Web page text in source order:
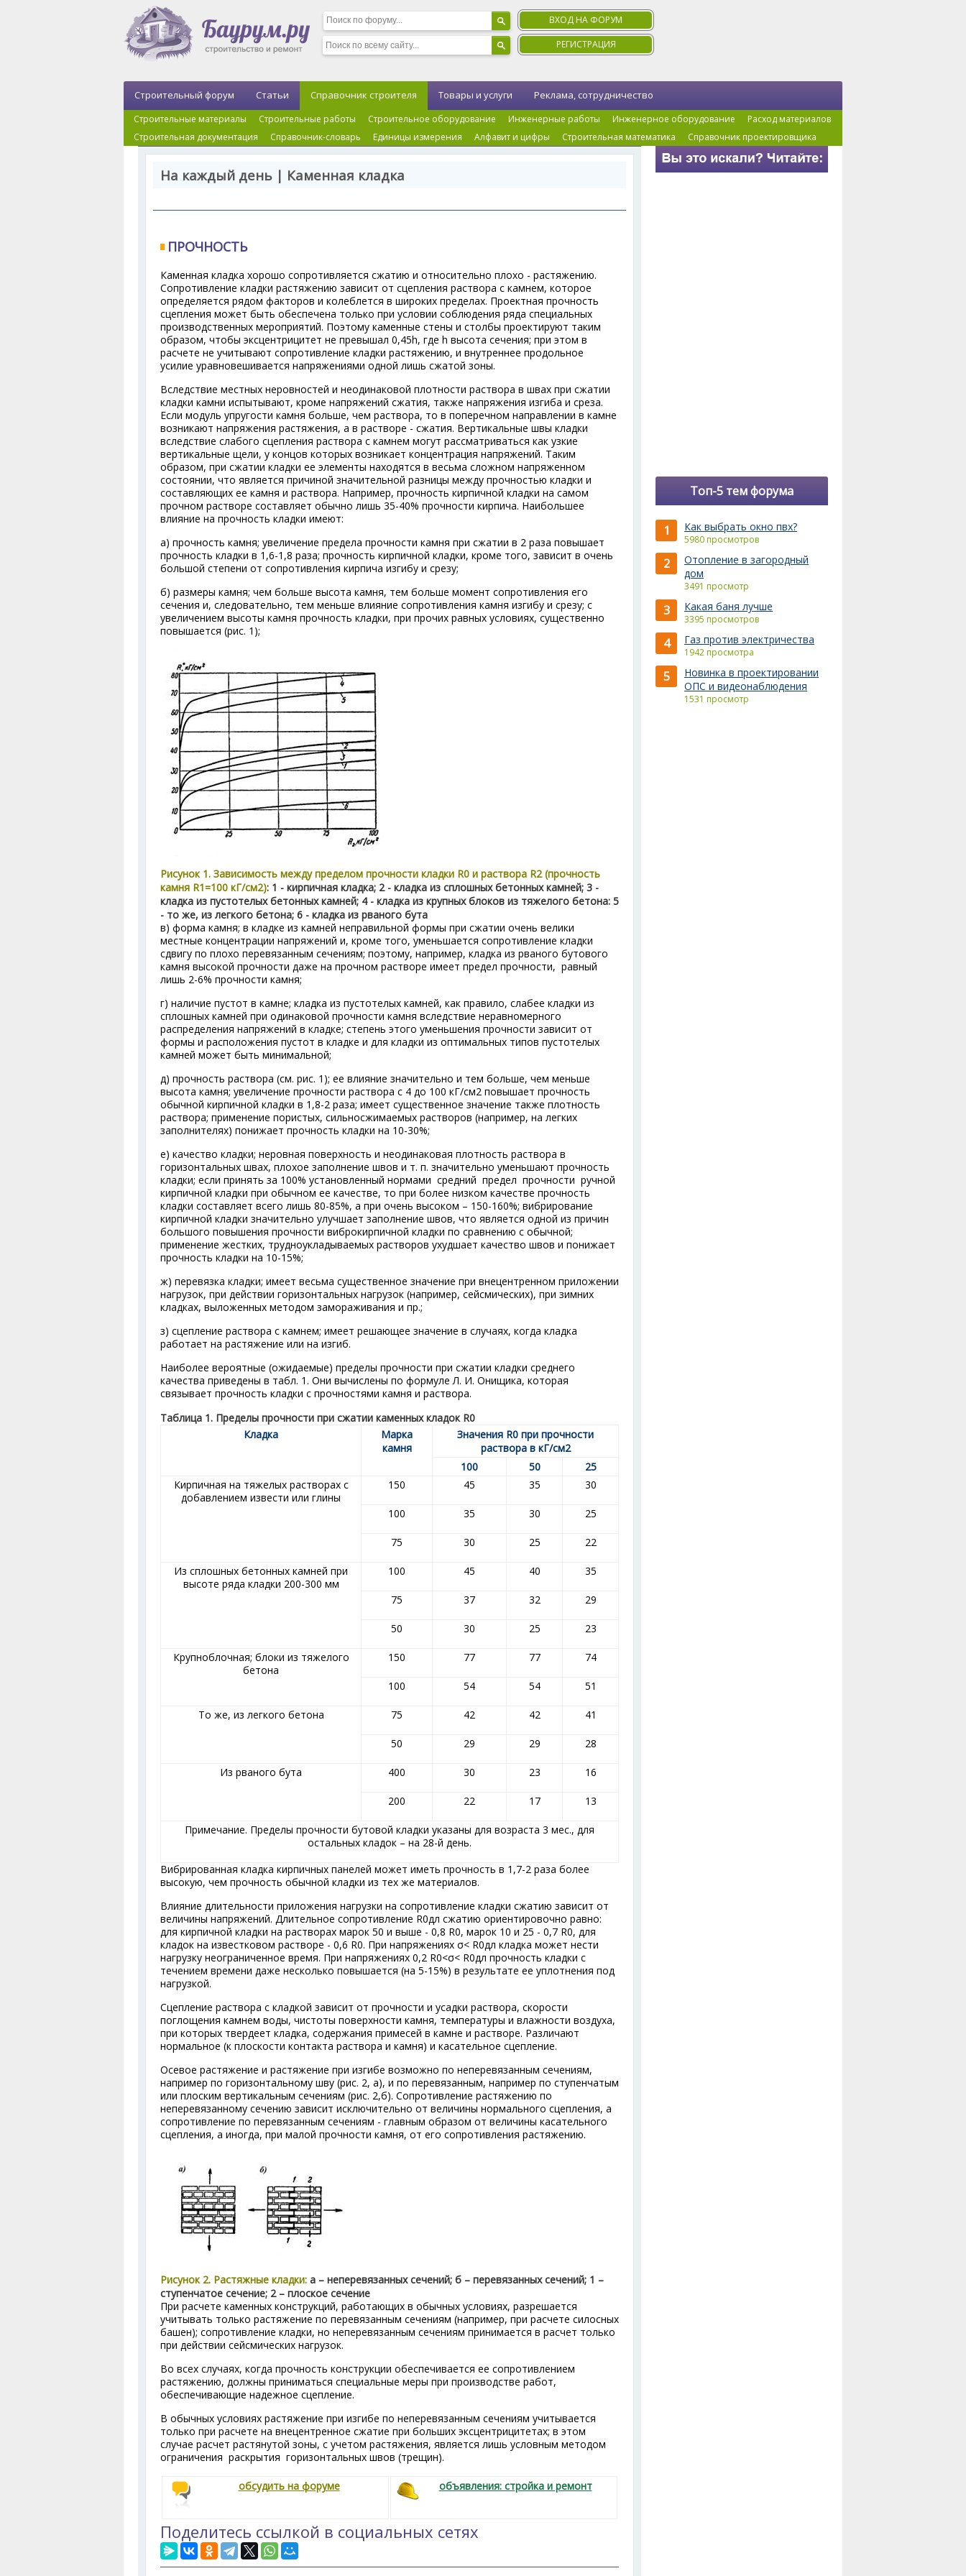
ВХОД НА ФОРУМ
РЕГИСТРАЦИЯ
Строительный форум Статьи Справочник строителя
Строительные материалы Строительные работы Строительное оборудование Инженерные работы Инженерное оборудование
Расход материалов
Строительная документация
Справочник-словарь Единицы измерения Алфавит и цифры Строительная математика Справочник проектировщика
Товары и услуги Реклама, сотрудничество
На каждый день | Каменная кладка
ПРОЧНОСТЬ
Каменная кладка хорошо сопротивляется сжатию и относительно плохо - растяжению.
Сопротивление кладки растяжению зависит от сцепления раствора с камнем, которое
определяется рядом факторов и колеблется в широких пределах. Проектная прочность
сцепления может быть обеспечена только при условии соблюдения ряда специальных
производственных мероприятий. Поэтому каменные стены и столбы проектируют таким
образом, чтобы эксцентрицитет не превышал 0,45h, где h высота сечения; при этом в
расчете не учитывают сопротивление кладки растяжению, и внутреннее продольное
усилие уравновешивается напряжениями одной лишь сжатой зоны.
Вследствие местных неровностей и неодинаковой плотности раствора в швах при сжатии
кладки камни испытывают, кроме напряжений сжатия, также напряжения изгиба и среза.
Если модуль упругости камня больше, чем раствора, то в поперечном направлении в камне
возникают напряжения растяжения, а в растворе - сжатия. Вертикальные швы кладки
вследствие слабого сцепления раствора с камнем могут рассматриваться как узкие
вертикальные щели, у концов которых возникает концентрация напряжений. Таким
образом, при сжатии кладки ее элементы находятся в весьма сложном напряженном
состоянии, что является причиной значительной разницы между прочностью кладки и
составляющих ее камня и раствора. Например, прочность кирпичной кладки на самом
прочном растворе составляет обычно лишь 35-40% прочности кирпича. Наибольшее
влияние на прочность кладки имеют:
а) прочность камня; увеличение предела прочности камня при сжатии в 2 раза повышает
прочность кладки в 1,6-1,8 раза; прочность кирпичной кладки, кроме того, зависит в очень
большой степени от сопротивления кирпича изгибу и срезу;
б) размеры камня; чем больше высота камня, тем больше момент сопротивления его
сечения и, следовательно, тем меньше влияние сопротивления камня изгибу и срезу; с
увеличением высоты камня прочность кладки, при прочих равных условиях, существенно
повышается (рис. 1);
Рисунок 1. Зависимость между пределом прочности кладки R0 и раствора R2(прочность
камня R1=100 кГ/см2): 1 - кирпичная кладка; 2 - кладка из сплошных бетонных камней; 3 -
кладка из пустотелых бетонных камней; 4 - кладка из крупных блоков из тяжелого бетона: 5
- то же, из легкого бетона; 6 - кладка из рваного бута
в) форма камня; в кладке из камней неправильной формы при сжатии очень велики
местные концентрации напряжений и, кроме того, уменьшается сопротивление кладки
сдвигу по плохо перевязанным сечениям; поэтому, например, кладка из рваного бутового
камня высокой прочности даже на прочном растворе имеет предел прочности, равный
лишь 2-6% прочности камня;
г) наличие пустот в камне; кладка из пустотелых камней, как правило, слабее кладки из
сплошных камней при одинаковой прочности камня вследствие неравномерного
распределения напряжений в кладке; степень этого уменьшения прочности зависит от
формы и расположения пустот в кладке и для кладки из оптимальных типов пустотелых
камней может быть минимальной;
д) прочность раствора (см. рис. 1); ее влияние значительно и тем больше, чем меньше
высота камня; увеличение прочности раствора с 4 до 100 кГ/см2 повышает прочность
обычной кирпичной кладки в 1,8-2 раза; имеет существенное значение также плотность
раствора; применение пористых, сильносжимаемых растворов (например, на легких
заполнителях) понижает прочность кладки на 10-30%;
е) качество кладки; неровная поверхность и неодинаковая плотность раствора в
горизонтальных швах, плохое заполнение швов и т. п. значительно уменьшают прочность
кладки; если принять за 100% установленный нормами средний предел прочности ручной
кирпичной кладки при обычном ее качестве, то при более низком качестве прочность
кладки составляет всего лишь 80-85%, а при очень высоком – 150-160%; вибрирование
кирпичной кладки значительно улучшает заполнение швов, что является одной из причин
большого повышения прочности виброкирпичной кладки по сравнению с обычной;
применение жестких, трудноукладываемых растворов ухудшает качество швов и понижает
прочность кладки на 10-15%;
ж) перевязка кладки; имеет весьма существенное значение при внецентренном приложении
нагрузок, при действии горизонтальных нагрузок (например, сейсмических), при зимних
кладках, выложенных методом замораживания и пр.;
з) сцепление раствора с камнем; имеет решающее значение в случаях, когда кладка
работает на растяжение или на изгиб.
Наиболее вероятные (ожидаемые) пределы прочности при сжатии кладки среднего
качества приведены в табл. 1. Они вычислены по формуле Л. И. Онищика, которая
связывает прочность кладки с прочностями камня и раствора.
Таблица 1. Пределы прочности при сжатии каменных кладок R0
Кладка
Марка
камня
Значения R0 при прочности
раствора в кГ/см2
100
50
25
Кирпичная на тяжелых растворах с
добавлением извести или глины
150 45 35 30
100 35 30 25
75 30 25 22
Из сплошных бетонных камней при
высоте ряда кладки 200-300 мм
100 45 40 35
75 37 32 29
50 30 25 23
Крупноблочная; блоки из тяжелого
бетона
150 77 77 74
100 54 54 51
То же, из легкого бетона 75 42 42 41
50 29 29 28
Из рваного бута 400 30 23 16
200 22 17 13
Примечание. Пределы прочности бутовой кладки указаны для возраста 3 мес., для
остальных кладок – на 28-й день.
Вибрированная кладка кирпичных панелей может иметь прочность в 1,7-2 раза более
высокую, чем прочность обычной кладки из тех же материалов.
Влияние длительности приложения нагрузки на сопротивление кладки сжатию зависит от
величины напряжений. Длительное сопротивление R0дл сжатию ориентировочно равно:
для кирпичной кладки на растворах марок 50 и выше - 0,8 R0, марок 10 и 25 - 0,7 R0, для
кладок на известковом растворе - 0,6 R0. При напряжениях σ< R0дл кладка может нести
нагрузку неограниченное время. При напряжениях 0,2 R0<σ< R0дл прочность кладки с
течением времени даже несколько повышается (на 5-15%) в результате ее уплотнения под
нагрузкой.
Сцепление раствора с кладкой зависит от прочности и усадки раствора, скорости
поглощения камнем воды, чистоты поверхности камня, температуры и влажности воздуха,
при которых твердеет кладка, содержания примесей в камне и растворе. Различают
нормальное (к плоскости контакта раствора и камня) и касательное сцепление.
Осевое растяжение и растяжение при изгибе возможно по неперевязанным сечениям,
например по горизонтальному шву (рис. 2, а), и по перевязанным, например по ступенчатым
или плоским вертикальным сечениям (рис. 2,б). Сопротивление растяжению по
неперевязанному сечению зависит исключительно от величины нормального сцепления, а
сопротивление по перевязанным сечениям - главным образом от величины касательного
сцепления, а иногда, при малой прочности камня, от его сопротивления растяжению.
Рисунок 2. Растяжные кладки: а – неперевязанных сечений; б – перевязанных сечений; 1 –
ступенчатое сечение; 2 – плоское сечение
При расчете каменных конструкций, работающих в обычных условиях, разрешается
учитывать только растяжение по перевязанным сечениям (например, при расчете силосных
башен); сопротивление кладки, но неперевязанным сечениям принимается в расчет только
при действии сейсмических нагрузок.
Во всех случаях, когда прочность конструкции обеспечивается ее сопротивлением
растяжению, должны приниматься специальные меры при производстве работ,
обеспечивающие надежное сцепление.
В обычных условиях растяжение при изгибе по неперевязанным сечениям учитывается
только при расчете на внецентренное сжатие при больших эксцентрицитетах; в этом
случае расчет растянутой зоны, с учетом растяжения, является лишь условным методом
ограничения раскрытия горизонтальных швов (трещин).
обсудить на форуме объявления: стройка и ремонт
Поделитесь ссылкой в социальных сетях
Топ-5 тем форума
1 Как выбрать окно пвх?
5980 просмотров
2
Отопление в загородный
дом
3491 просмотр
3 Какая баня лучше
3395 просмотров
4 Газ против электричества
1942 просмотра
5
Новинка в проектировании
ОПС и видеонаблюдения
1531 просмотр